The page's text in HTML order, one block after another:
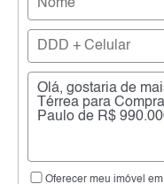
Oferecer meu imóvel em